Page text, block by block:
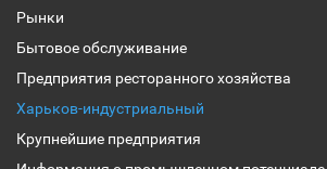
Рынки
Бытовое обслуживание
Предприятия ресторанного хозяйства
Харьков-индустриальный
Крупнейшие предприятия